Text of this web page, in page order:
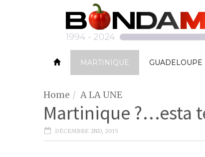
MARTINIQUE GUADELOUPE
Home A LA UNE
Martinique ?…esta
DÉCEMBRE 2ND, 2015